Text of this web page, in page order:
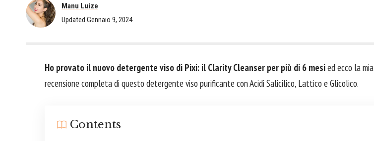
Manu Luize
Updated Gennaio 9, 2024
Ho provato il nuovo detergente viso di Pixi: il Clarity Cleanser per più di 6 mesied ecco la mia
recensione completa di questo detergente viso purificante con Acidi Salicilico, Lattico e Glicolico.
Contents